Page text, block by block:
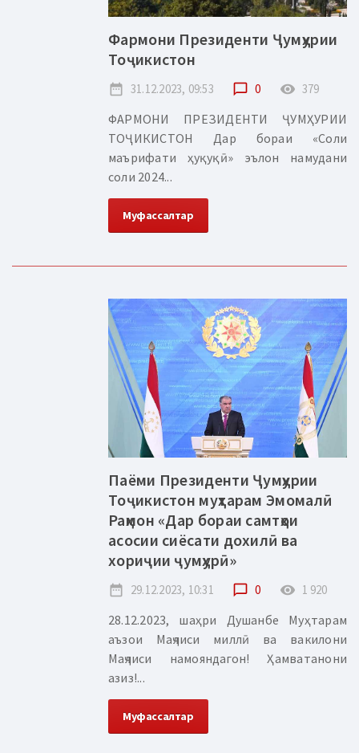
Фармони Президенти Ҷумҳурии
Тоҷикистон
date_range 31.12.2023, 09:53 chat_bubble_outline 0 remove_red_eye 379
ФАРМОНИ ПРЕЗИДЕНТИ ҶУМҲУРИИ
ТОҶИКИСТОН Дар бораи «Соли
маърифати ҳуқуқӣ» эълон намудани
соли 2024...
Муфассалтар
Паёми Президенти Ҷумҳурии
Тоҷикистон муҳтарам Эмомалӣ
Раҳмон «Дар бораи самтҳои
асосии сиёсати дохилӣ ва
хориҷии ҷумҳурӣ»
date_range 29.12.2023, 10:31 chat_bubble_outline 0 remove_red_eye 1 920
28.12.2023, шаҳри Душанбе Муҳтарам
аъзои Маҷлиси миллӣ ва вакилони
Маҷлиси намояндагон! Ҳамватанони
азиз!...
Муфассалтар